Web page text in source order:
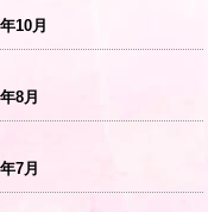
10月
8月
7月